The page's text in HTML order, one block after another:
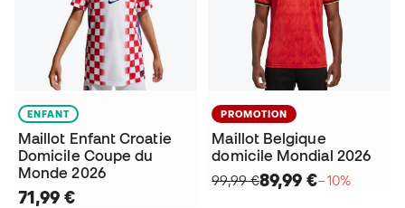
ENFANT
Maillot Enfant Croatie
Domicile Coupe du
Monde 2026
71,99 €
PROMOTION
Maillot Belgique
domicile Mondial 2026
99,99 €89,99 €−10%